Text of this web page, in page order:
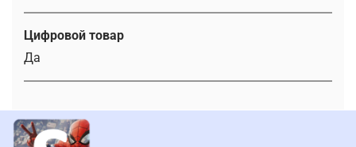
Цифровой товар
Да